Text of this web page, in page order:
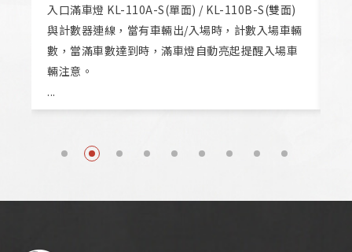
入口滿車燈 KL-110A-S(單面) / KL-110B-S(雙面)
與計數器連線，當有車輛出/入場時，計數入場車輛
數，當滿車數達到時，滿車燈自動亮起提醒入場車
輛注意。
...